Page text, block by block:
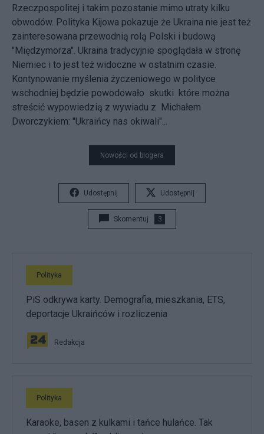
Rzeczpospolitej i takim pozostanie mimo utraty kilku
obwodów. Polityka Kijowa pokazuje że Ukraina nie jest też
zainteresowana przewodnią rolą Polski i budową
"Międzymorza". Ukraina tradycyjnie spoglądała w stronę
Niemiec i to jest też widoczne w ostatnim czasie.
Kontynowanie myślenia życzeniowego w polityce
wschodniej będzie powodowało skutki które można
streścić wypowiedzią z wywiadu z Michałem
Dworczykiem: "Ukraińcy nas okiwali"...
Nowości od blogera
Udostępnij Udostępnij
Skomentuj 3
Polityka
PiS odkrywa karty. Demografia, mieszkania, ETS,
deportacje Ukraińców i rozliczenia
Redakcja
Polityka
Karaoke, basen z kulkami i tańce hulańce. Tak